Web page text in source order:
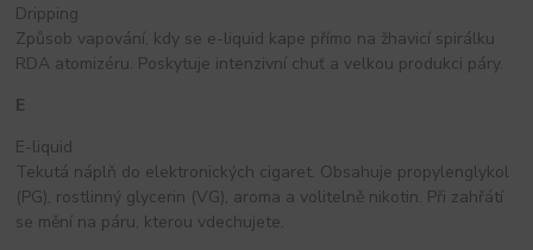
Dripping
Způsob vapování, kdy se e-liquid kape přímo na žhavicí spirálku
RDA atomizéru. Poskytuje intenzivní chuť a velkou produkci páry.
E
E-liquid
Tekutá náplň do elektronických cigaret. Obsahuje propylenglykol
(PG), rostlinný glycerin (VG), aroma a volitelně nikotin. Při zahřátí
se mění na páru, kterou vdechujete.